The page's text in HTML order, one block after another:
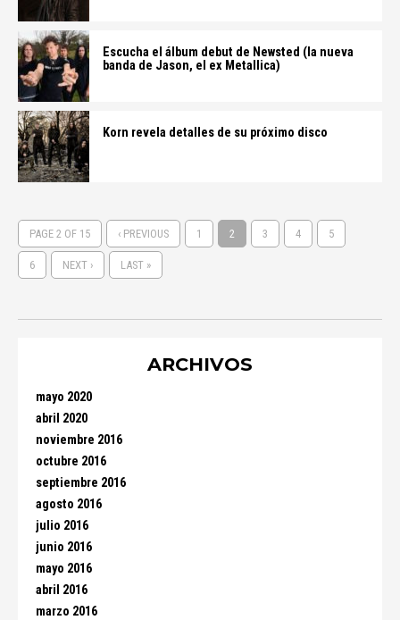
Escucha el álbum debut de Newsted (la nueva
banda de Jason, el ex Metallica)
Korn revela detalles de su próximo disco
PAGE 2 OF 15 ‹ PREVIOUS 1 2 3 4 5
6 NEXT › LAST »
ARCHIVOS
mayo 2020
abril 2020
noviembre 2016
octubre 2016
septiembre 2016
agosto 2016
julio 2016
junio 2016
mayo 2016
abril 2016
marzo 2016